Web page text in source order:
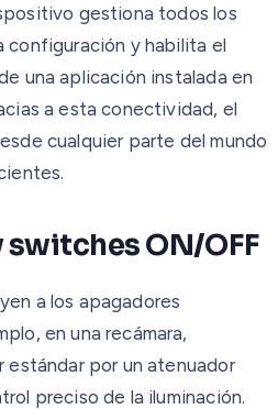
gestiona todos los
configuración y habilita el
una aplicación instalada en
a esta conectividad, el
cualquier parte del mundo
ON/OFF
a los apagadores
en una recámara,
estándar por un atenuador
preciso de la iluminación.